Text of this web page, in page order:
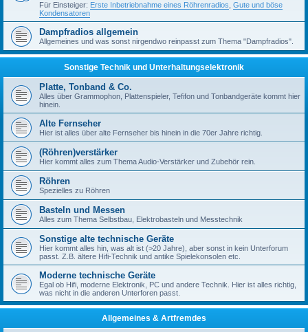
Für Einsteiger: Erste Inbetriebnahme eines Röhrenradios Gute und böse
Kondensatoren
Dampfradios allgemein
Allgemeines und was sonst nirgendwo reinpasst zum Thema "Dampfradios".
Sonstige Technik und Unterhaltungselektronik
Platte, Tonband & Co.
Alles über Grammophon, Plattenspieler, Tefifon und Tonbandgeräte kommt hier
hinein.
Alte Fernseher
Hier ist alles über alte Fernseher bis hinein in die 70er Jahre richtig.
(Röhren)verstärker
Hier kommt alles zum Thema Audio-Verstärker und Zubehör rein.
Röhren
Spezielles zu Röhren
Basteln und Messen
Alles zum Thema Selbstbau, Elektrobasteln und Messtechnik
Sonstige alte technische Geräte
Hier kommt alles hin, was alt ist (>20 Jahre), aber sonst in kein Unterforum
passt. Z.B. ältere Hifi-Technik und antike Spielekonsolen etc.
Moderne technische Geräte
Egal ob Hifi, moderne Elektronik, PC und andere Technik. Hier ist alles richtig,
was nicht in die anderen Unterforen passt.
Allgemeines & Artfremdes